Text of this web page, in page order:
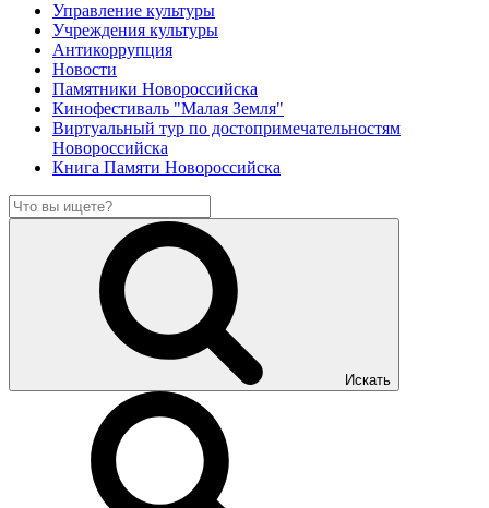
Управление культуры
Учреждения культуры
Антикоррупция
Новости
Памятники Новороссийска
Кинофестиваль "Малая Земля"
Виртуальный тур по достопримечательностям
Новороссийска
Книга Памяти Новороссийска
Искать